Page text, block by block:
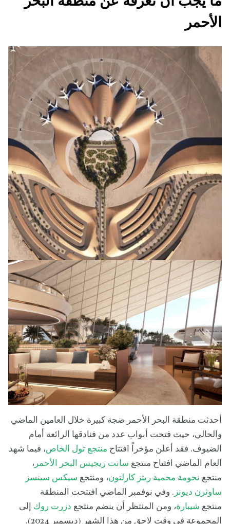
الأحمر
أحدثت منطقة البحر الأحمر ضجة كبيرة خلال العامين الماضي
والحالي، حيث فتحت أبواب عدد من فنادقها الرائعة أمام
الضيوف. فقد أعلن مؤخراً افتتاح منتجع ثول الخاص، فيما شهد
العام الماضي افتتاح منتجع سانت ريجيس البحر الأحمر ،
منتجع نجومة محمية ريتز كارلتون، ومنتجع سيكس سينسز
ساوثرن ديونز . وفي نوفمبر الماضي افتتحت المنطقة
منتجع شيبارة، ومن المنتظر أن ينضم منتجع دزرت روك إلى
المجموعة في وقت لاحق من هذا الشهر (ديسمبر 2024).